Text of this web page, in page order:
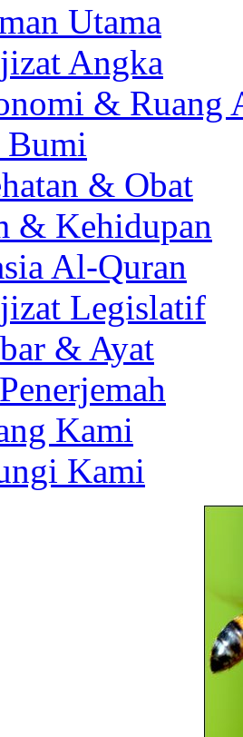
Utama
Angka
& Ruang
& Obat
& Kehidupan
Al-Quran
Legislatif
& Ayat
Kami
Kami